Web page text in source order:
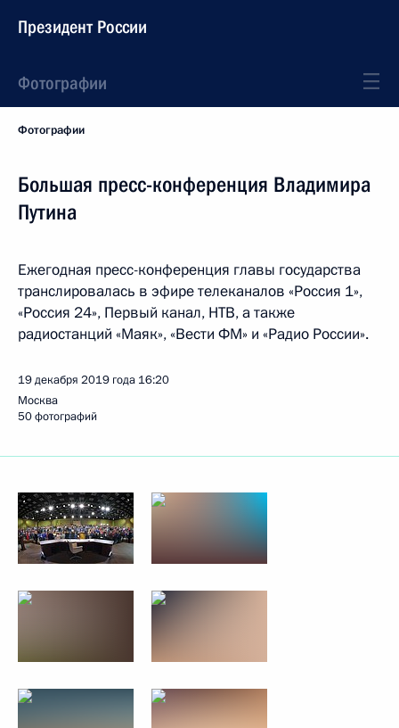
Президент России
Фотографии
Фотографии
Большая пресс-конференция Владимира
Путина
Ежегодная пресс-конференция главы государства
транслировалась в эфире телеканалов «Россия 1»,
«Россия 24», Первый канал, НТВ, а также
радиостанций «Маяк», «Вести ФМ» и «Радио России».
19 декабря 2019 года 16:20
Москва
50 фотографий